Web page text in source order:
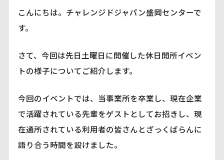
こんにちは。チャレンジドジャパン盛岡センターで
す。
さて、今回は先日土曜日に開催した休日開所イベン
トの様子についてご紹介します。
今回のイベントでは、当事業所を卒業し、現在企業
で活躍されている先輩をゲストとしてお招きし、現
在通所されている利用者の皆さんとざっくばらんに
語り合う時間を設けました。